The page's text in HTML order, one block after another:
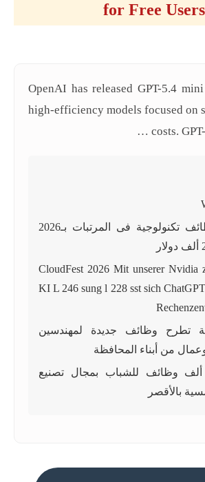
for Free Users
OpenAI has released GPT-5.4
high-efficiency models focused on
costs.
أعلى 5 وظائف تكنولوجية فى المرتبات بـ2026
CloudFest 2026 Mit unserer Nvidia
KI L 246 sung l 228 sst sich
تطرح وظائف جديدة لمهندسين
من أبناء المحافظة
بمرتب 12 ألف وظائف للشباب بمجال تصنيع
بالأقصر